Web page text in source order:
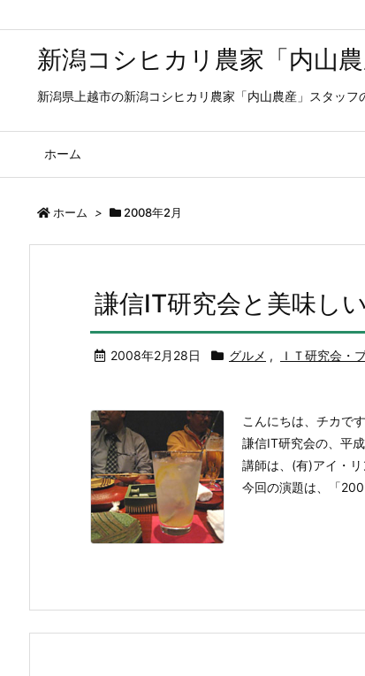
新潟コシヒカリ農家「内山
新潟県上越市の新潟コシヒカリ農家「内山農産」スタッ
ホーム
ホーム > 2008年2月
謙信IT研究会と美味し
2008年2月28日 グルメ , ＩＴ研究会・
こんにちは、チカです
謙信IT研究会の、平
講師は、(有)アイ・
今回の演題は、「